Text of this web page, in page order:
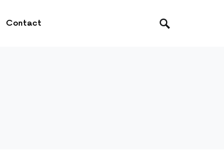
Contact